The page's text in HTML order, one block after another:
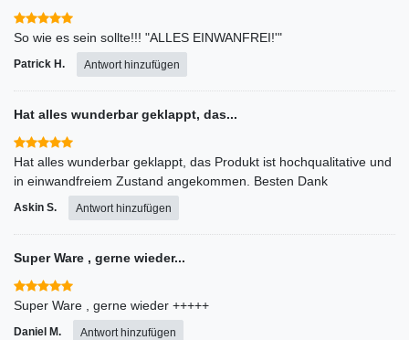
So wie es sein sollte!!! "ALLES EINWANFREI!'"
Patrick H. Antwort hinzufügen
Hat alles wunderbar geklappt, das...
Hat alles wunderbar geklappt, das Produkt ist hochqualitative und
in einwandfreiem Zustand angekommen. Besten Dank
Askin S. Antwort hinzufügen
Super Ware , gerne wieder...
Super Ware , gerne wieder +++++
Daniel M. Antwort hinzufügen